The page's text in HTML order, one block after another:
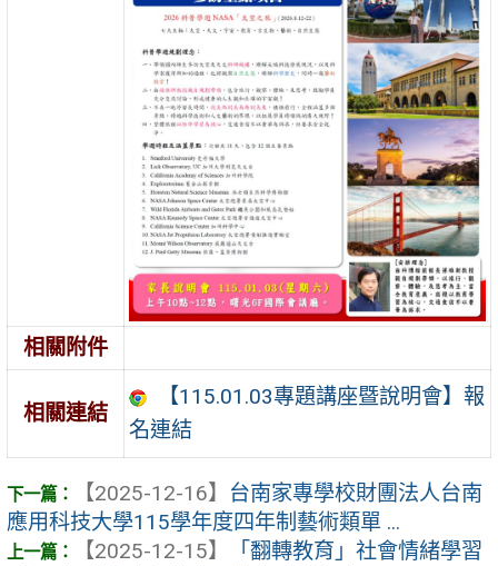
相關附件
相關連結
【115.01.03專題講座暨說明會】報
名連結
【2025-12-16】 台南家專學校財團法人台南
應用科技大學115學年度四年制藝術類單 ...
【2025-12-15】
「翻轉教育」社會情緒學習